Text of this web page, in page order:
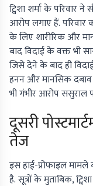
ट्विशा शर्मा के
आरोप लगाए हैं. परिवार
के लिए शारीरिक और
बाद विदाई के वक्त भी
जिसे देने के बाद ही
हनन और मानसिक
भी गंभीर आरोप ससुराल
दूसरी
तेज
इस हाई-प्रोफाइल
है. सूत्रों के मुताबिक,